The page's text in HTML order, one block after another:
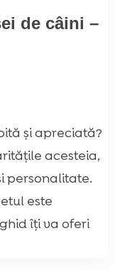
de câini –
și apreciată?
acesteia,
personalitate.
este
îți va oferi